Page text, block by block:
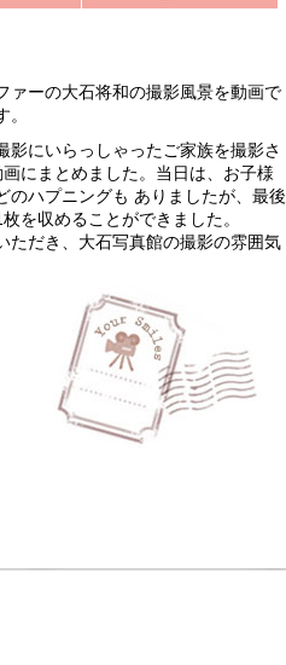
ァーの大石将和の撮影風景を動画で
影にいらっしゃったご家族を撮影さ
にまとめました。当日は、お子様
のハプニングも ありましたが、最後
を収めることができました。
ただき、大石写真館の撮影の雰囲気